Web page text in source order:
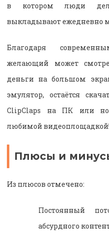
в котором люди
выкладывают ежедневно
Благодаря
желающий может
деньги на большом
эмулятор, остаётся
ClipClaps на ПК или
любимой видеоплощадкой!
Плюсы и
Из плюсов отмечено:
Постоянный
абсурдного